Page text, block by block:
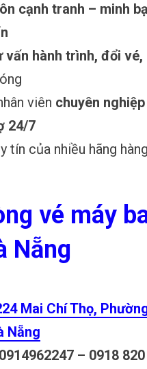
cạnh tranh – minh
vấn hành trình, đổi vé,
viên chuyên
24/7
tín của nhiều hãng
vé máy
Nẵng
Mai Chí Thọ,
Nẵng
0914962247 – 0918